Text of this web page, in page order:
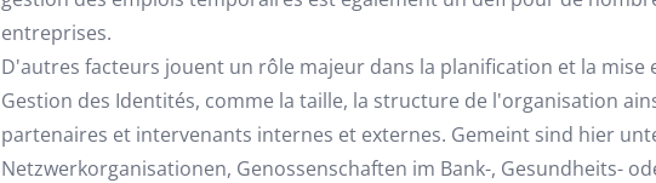
entreprises.
D'autres facteurs jouent un rôle majeur dans la planification et la mise
Gestion des Identités, comme la taille, la structure de l'organisation
partenaires et intervenants internes et externes. Gemeint sind hier
Netzwerkorganisationen, Genossenschaften im Bank-, Gesundheits-